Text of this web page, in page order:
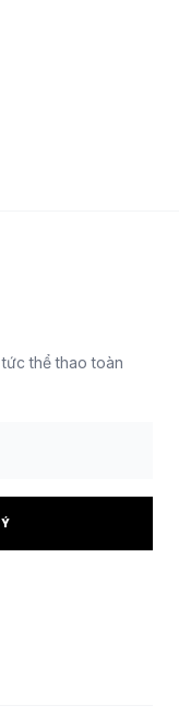
thể thao toàn
KÝ